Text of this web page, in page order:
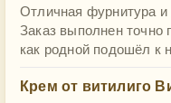
Отличная фурнитура
Заказ выполнен точно
как родной подошёл к
Крем от витилиго